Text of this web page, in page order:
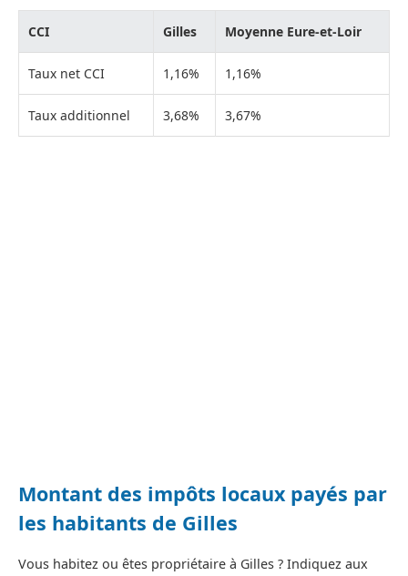
CCI Gilles Moyenne Eure-et-Loir
Taux net CCI 1,16% 1,16%
Taux additionnel 3,68% 3,67%
Montant des impôts locaux payés par
les habitants de Gilles
Vous habitez ou êtes propriétaire à Gilles ? Indiquez aux